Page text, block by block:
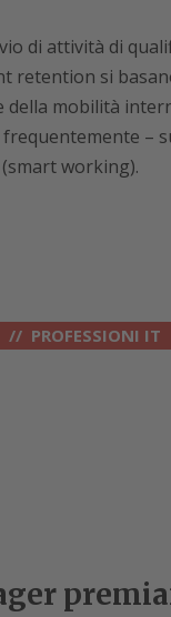
di attività di
retention si
della mobilità
–
working).
PROFESSIONI IT